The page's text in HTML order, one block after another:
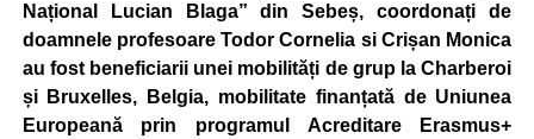
Național Lucian Blaga” din Sebeș, coordonați de
doamnele profesoare Todor Cornelia si Crișan Monica
au fost beneficiarii unei mobilități de grup la Charberoi
și Bruxelles, Belgia, mobilitate finanțată de Uniunea
Europeană prin programul Acreditare Erasmus+